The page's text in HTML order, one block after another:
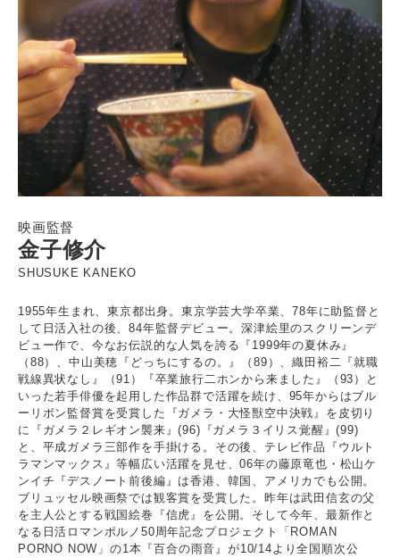
映画監督
金子修介
SHUSUKE KANEKO
1955年生まれ、東京都出身。東京学芸大学卒業、78年に助監督と
して日活入社の後、84年監督デビュー。深津絵里のスクリーンデ
ビュー作で、今なお伝説的な人気を誇る『1999年の夏休み』
（88）、中山美穂『どっちにするの。』（89）、織田裕二『就職
戦線異状なし』（91）『卒業旅行二ホンから来ました』（93）と
いった若手俳優を起用した作品群で活躍を続け、95年からはブル
ーリボン監督賞を受賞した『ガメラ・大怪獣空中決戦』を皮切り
に『ガメラ２レギオン襲来』(96)『ガメラ３イリス覚醒』(99)
と、平成ガメラ三部作を手掛ける。その後、テレビ作品『ウルト
ラマンマックス』等幅広い活躍を見せ、06年の藤原竜也・松山ケ
ンイチ『デスノート前後編』は香港、韓国、アメリカでも公開。
ブリュッセル映画祭では観客賞を受賞した。昨年は武田信玄の父
を主人公とする戦国絵巻『信虎』を公開。そして今年、最新作と
なる日活ロマンポルノ50周年記念プロジェクト「ROMAN
PORNO NOW」の1本『百合の雨音』が10/14より全国順次公